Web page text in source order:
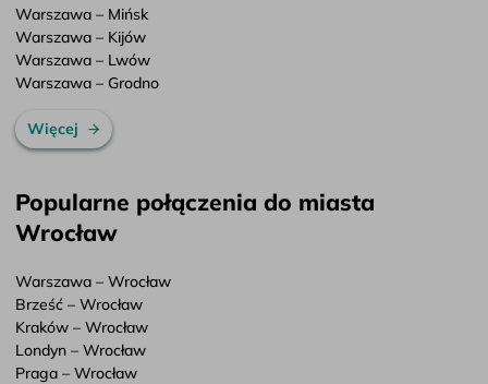
Warszawa – Mińsk
Warszawa – Kijów
Warszawa – Lwów
Warszawa – Grodno
Więcej
Popularne połączenia do miasta
Wrocław
Warszawa – Wrocław
Brześć – Wrocław
Kraków – Wrocław
Londyn – Wrocław
Praga – Wrocław